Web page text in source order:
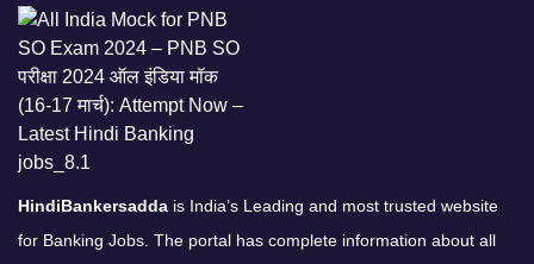
HindiBankersadda is India’s Leading and most trusted website
for Banking Jobs. The portal has complete information about all